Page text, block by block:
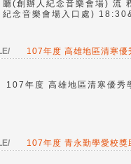
廳(創辦人紀念音樂會場)
紀念音樂會場入口處)
107年度 高雄地區清寒
107年度 高雄地區清寒優
107年度 青永勤學愛校獎